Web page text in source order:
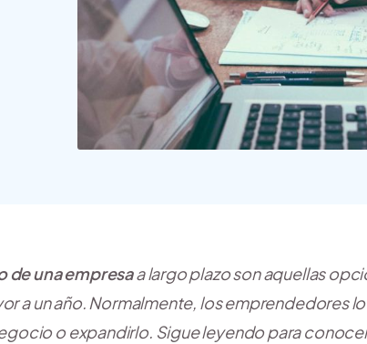
¿Cómo funciona
Tiendanube? Aprende a
crear y usar una tienda
¿Cómo es comprar en
Tiendanube? Conocé
Nube para vender más
de una empresaa largo plazo son aquellas
a un año. Normalmente, los emprendedores
o expandirlo. Sigue leyendo para